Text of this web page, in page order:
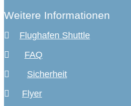
Weitere Informationen
Flughafen Shuttle
FAQ
Sicherheit
Flyer